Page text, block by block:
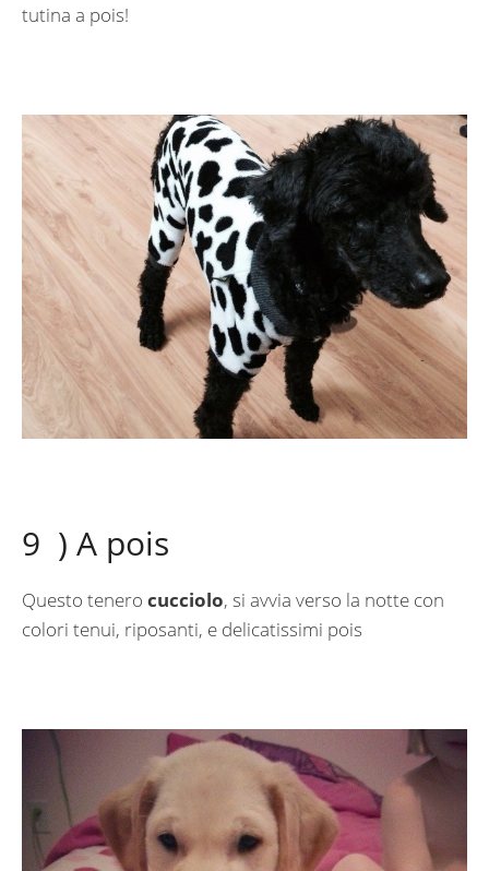
tutina a pois!
9 ) A pois
Questo tenero cucciolo, si avvia verso la notte con
colori tenui, riposanti, e delicatissimi pois